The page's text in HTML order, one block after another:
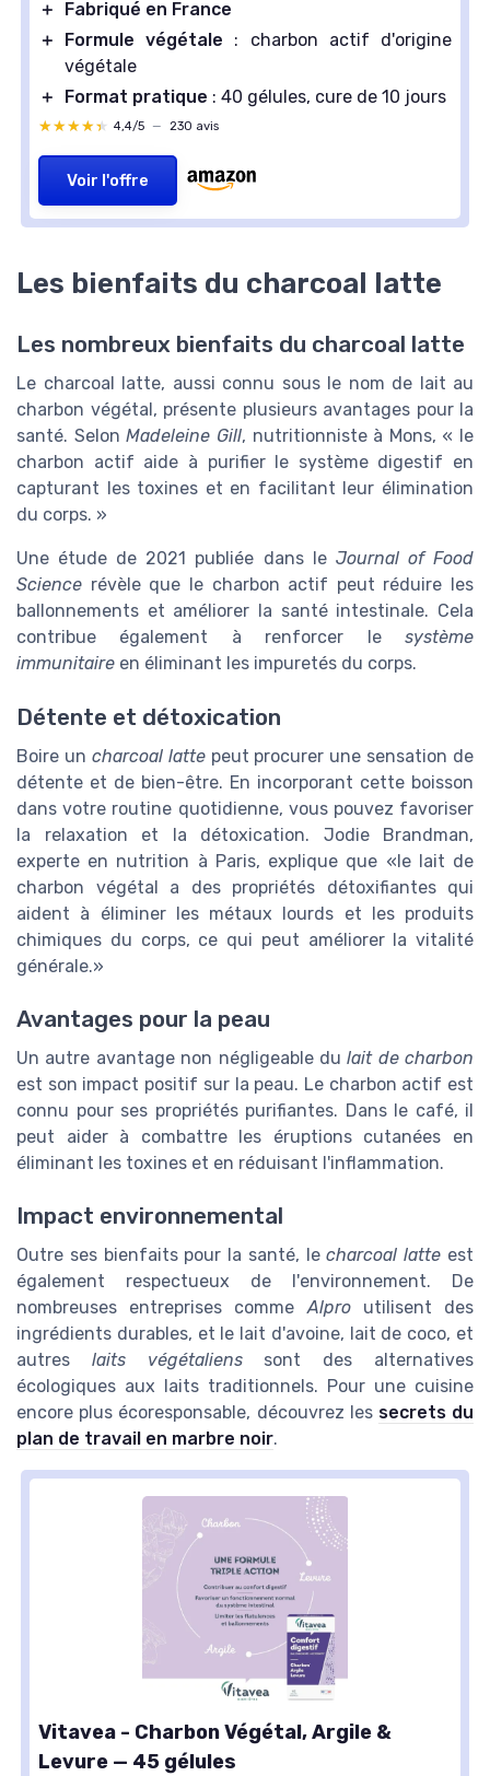
＋
Fabriqué en France
＋
Formule végétale : charbon actif d'origine
végétale
＋
Format pratique : 40 gélules, cure de 10 jours
★★★★★
★★★★★ 4,4/5 — 230 avis
Voir l'offre
Les bienfaits du charcoal latte
Les nombreux bienfaits du charcoal latte
Le charcoal latte, aussi connu sous le nom de lait au
charbon végétal, présente plusieurs avantages pour la
santé. SelonMadeleine Gill, nutritionniste à Mons, « le
charbon actif aide à purifier le système digestif en
capturant les toxines et en facilitant leur élimination
du corps. »
Une étude de 2021 publiée dans le Journal of Food
Science révèle que le charbon actif peut réduire les
ballonnements et améliorer la santé intestinale. Cela
contribue également à renforcer le système
immunitaire en éliminant les impuretés du corps.
Détente et détoxication
Boire un charcoal lattepeut procurer une sensation de
détente et de bien-être. En incorporant cette boisson
dans votre routine quotidienne, vous pouvez favoriser
la relaxation et la détoxication. Jodie Brandman,
experte en nutrition à Paris, explique que «le lait de
charbon végétal a des propriétés détoxifiantes qui
aident à éliminer les métaux lourds et les produits
chimiques du corps, ce qui peut améliorer la vitalité
générale.»
Avantages pour la peau
Un autre avantage non négligeable dulait de charbon
est son impact positif sur la peau. Le charbon actif est
connu pour ses propriétés purifiantes. Dans le café, il
peut aider à combattre les éruptions cutanées en
éliminant les toxines et en réduisant l'inflammation.
Impact environnemental
Outre ses bienfaits pour la santé, lecharcoal latte est
également respectueux de l'environnement. De
nombreuses entreprises commeAlproutilisent des
ingrédients durables, et le lait d'avoine, lait de coco, et
autres laits végétalienssont des alternatives
écologiques aux laits traditionnels. Pour une cuisine
encore plus écoresponsable, découvrez les secrets du
plan de travail en marbre noir.
Vitavea - Charbon Végétal, Argile &
Levure — 45 gélules